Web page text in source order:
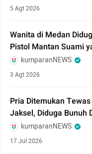
5 Agt 2026
Wanita di Medan
Pistol Mantan Suami
kumparanNEWS
3 Agt 2026
Pria Ditemukan
Jaksel, Diduga Bunuh
kumparanNEWS
17 Jul 2026